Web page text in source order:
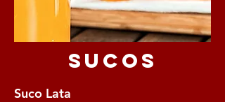
Sucos
Suco Lata